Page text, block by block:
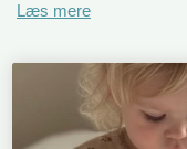
Blødt og behageligt
God pasform og
Perfekt til både
Let at style med
Læs mere
Vores